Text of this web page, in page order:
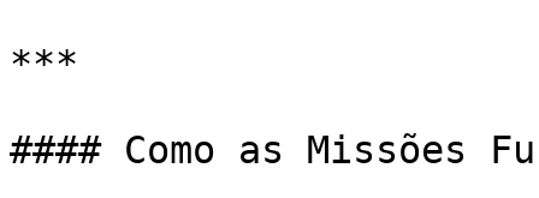
***
#### Como as Missões